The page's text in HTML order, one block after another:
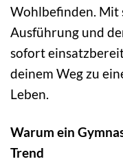
Wohlbefinden. Mit
Ausführung und
sofort
deinem Weg zu
Leben.
Warum ein
Trend